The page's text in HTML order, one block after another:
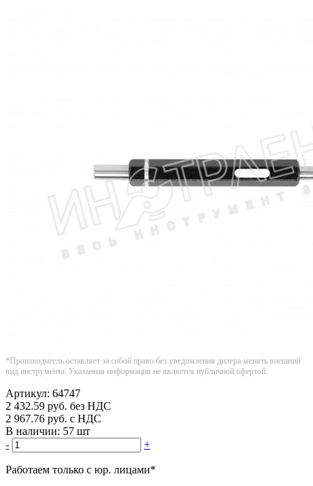
*Производитель оставляет за собой право без уведомления дилера менять внешний
вид инструмента. Указанная информация не является публичной офертой.
Артикул: 64747
2 432.59 руб. без НДС
2 967.76 руб. с НДС
В наличии: 57 шт
-
+
Работаем только с юр. лицами*